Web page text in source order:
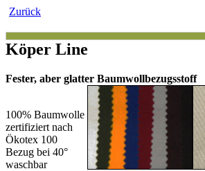
Zurück
Köper Line
Fester, aber glatter Baumwollbezugsstoff
100% Baumwolle
zertifiziert nach
Ökotex 100
Bezug bei 40°
waschbar